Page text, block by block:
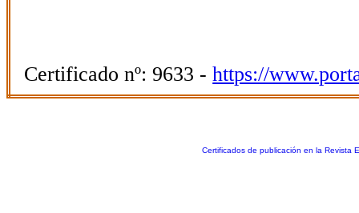
Certificado nº: 9633 -https://
Certificados de publicación en la Revista